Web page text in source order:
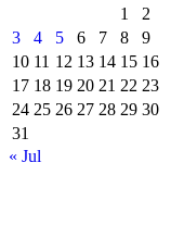
1
2
3
4 5 6 7 8
9
10 11 12 13 14 15 16
17 18 19 20 21 22 23
24 25 26 27 28 29 30
31
« Jul